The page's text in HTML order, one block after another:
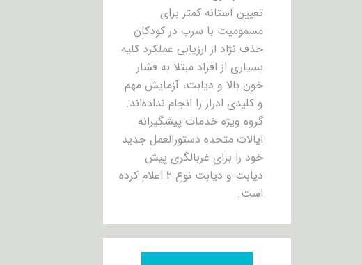
تعیین آستانه کمتر برای
مسمومیت با سرب در کودکان
حذف نژاد از ارزیابی عملکرد کلیه
بسیاری از افراد مبتلا به فشار
خون بالا و دیابت، آزمایش مهم
و کلیدی ادرار را انجام نداده‌اند.
گروه ویژه خدمات پیشگیرانه
ایالات متحده دستورالعمل جدید
خود را برای غربالگری پیش
دیابت و دیابت نوع ۲ اعلام کرده
است.